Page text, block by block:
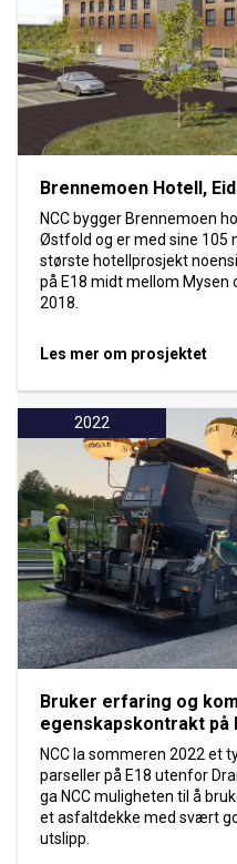
Brennemoen Hotell,
NCC bygger Brennemoen
Østfold og er med sine 105
største hotellprosjekt
på E18 midt mellom Mysen
2018.
Les mer om prosjektet
2022
Bruker erfaring og
egenskapskontrakt på
NCC la sommeren 2022 et
parseller på E18 utenfor
ga NCC muligheten til å
et asfaltdekke med svært
utslipp.